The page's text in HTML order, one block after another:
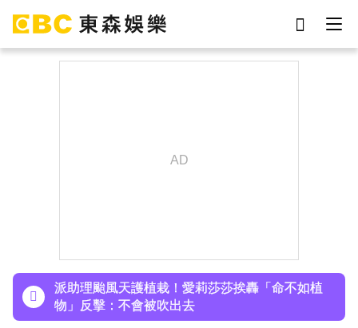
票」千萬贖金救不回
派助理颱風天護植栽！愛莉莎莎挨轟「命不如植
物」反擊：不會被吹出去